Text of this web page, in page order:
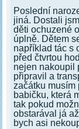
Poslední
jiná. Dostali
děti ochuzené
úplně. Dětem
například tác s
před čtvrtou
nejen nakoupil
připravil a
začátku musím
babičku, která
tak pokud
obstarával já
bych asi